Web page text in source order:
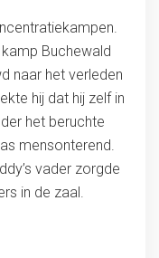
Buchewald
naar het verleden
hij dat hij zelf in
het beruchte
mensonterend.
vader zorgde
in de zaal.